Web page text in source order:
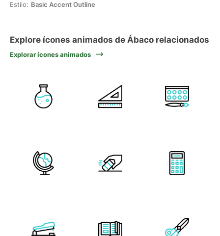
Estilo: Basic Accent Outline
Explore ícones animados de Ábaco relacionados
Explorar ícones animados